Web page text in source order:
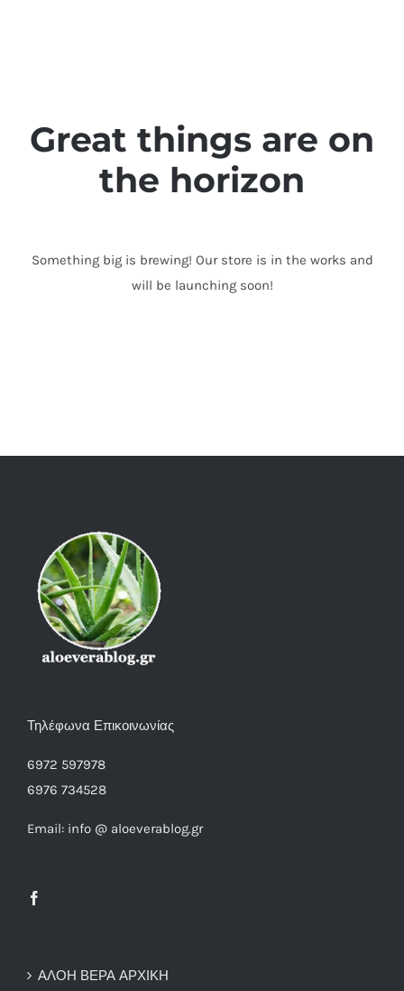
Great things are on
the horizon
Something big is brewing! Our store is in the works and
will be launching soon!
Τηλέφωνα Επικοινωνίας
6972 597978
6976 734528
Email: info @ aloeverablog.gr
ΑΛΟΗ ΒΕΡΑ ΑΡΧΙΚΗ